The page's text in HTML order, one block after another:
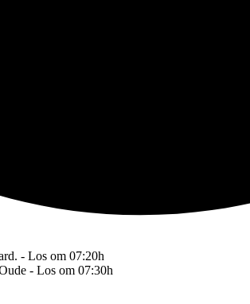
- Los om 07:20h
- Los om 07:30h